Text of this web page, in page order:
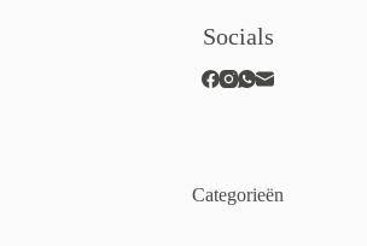
Socials
Categorieën